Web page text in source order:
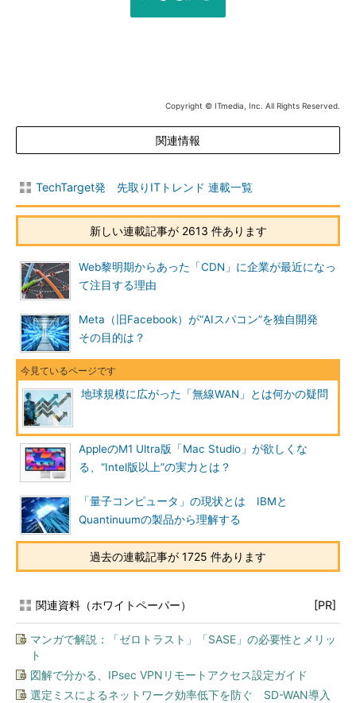
Copyright © ITmedia, Inc. All Rights Reserved.
関連情報
TechTarget発 先取りITトレンド 連載一覧
新しい連載記事が 2613 件あります
Web黎明期からあった「CDN」に企業が最近になっ
て注目する理由
Meta（旧Facebook）が“AIスパコン”を独自開発
その目的は？
地球規模に広がった「無線WAN」とは何かの疑問
AppleのM1 Ultra版「Mac Studio」が欲しくな
る、“Intel版以上”の実力とは？
「量子コンピュータ」の現状とは IBMと
Quantinuumの製品から理解する
過去の連載記事が 1725 件あります
関連資料（ホワイトペーパー） [PR]
マンガで解説：「ゼロトラスト」「SASE」の必要性とメリッ
ト
図解で分かる、IPsec VPNリモートアクセス設定ガイド
選定ミスによるネットワーク効率低下を防ぐ SD-WAN導入